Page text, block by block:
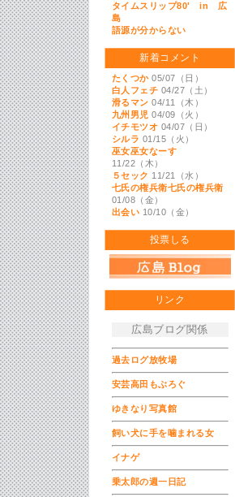
タイムスリップ80' in 広
島
語源が分からない
新着コメント
たくつか05/07（日）
白人フェチ 04/27（土）
滑るマン 04/11（木）
九州男児 04/09（火）
イチモツオ 04/07（日）
シルラ 01/15（火）
巫女巫女なーす
11/22（木）
５セック 11/21（水）
七氏の権兵衛七氏の権兵衛
01/08（金）
出会い 10/10（金）
投票しる
リンク
広島ブログ関係
過去ログ放牧場
安芸高田もぶろぐ
ゆきなり写真館
飼い犬に手を噛まれる女
イナゲ
乗太郎の週一日記